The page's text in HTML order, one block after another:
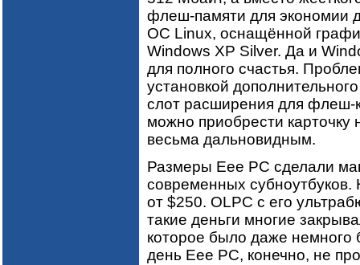
флеш-памяти для экономии
ОС Linux, оснащённой
Windows XP Silver. Да и
для полного счастья.
установкой
слот расширения для флеш-
можно приобрести
весьма дальновидным.
Размеры Eee PC сделали
современных
от $250. OLPC с его
такие деньги многие
которое было даже
день Eee PC, конечно, не